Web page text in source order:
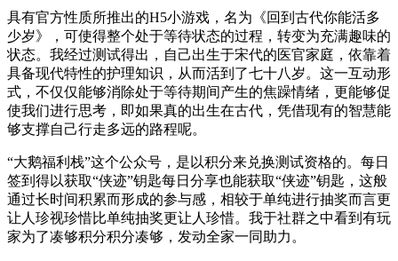
具有官方性质所推出的H5小游戏，名为《回到古代你能活多
少岁》，可使得整个处于等待状态的过程，转变为充满趣味的
状态。我经过测试得出，自己出生于宋代的医官家庭，依靠着
具备现代特性的护理知识，从而活到了七十八岁。这一互动形
式，不仅仅能够消除处于等待期间产生的焦躁情绪，更能够促
使我们进行思考，即如果真的出生在古代，凭借现有的智慧能
够支撑自己行走多远的路程呢。
“大鹅福利栈”这个公众号，是以积分来兑换测试资格的。每日
签到得以获取“侠迹”钥匙每日分享也能获取“侠迹”钥匙，这般
通过长时间积累而形成的参与感，相较于单纯进行抽奖而言更
让人珍视珍惜比单纯抽奖更让人珍惜。我于社群之中看到有玩
家为了凑够积分积分凑够，发动全家一同助力。